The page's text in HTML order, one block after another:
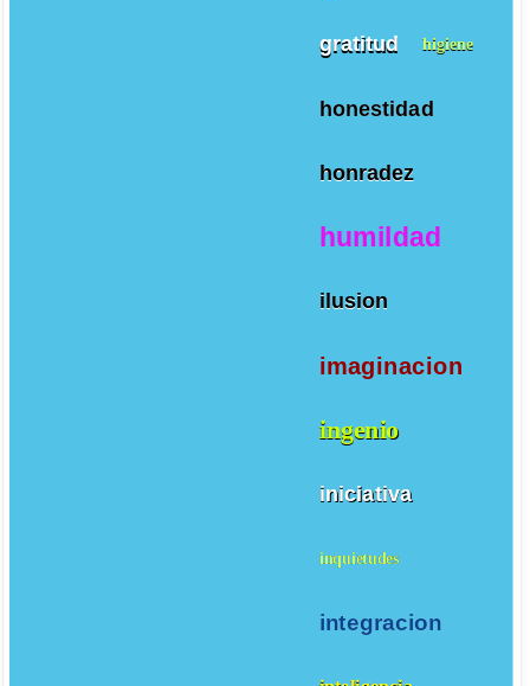
gratitud higiene
honestidad
honradez
humildad
ilusion
imaginacion
ingenio
iniciativa
inquietudes
integracion